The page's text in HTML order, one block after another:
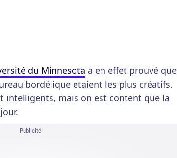
du Minnesota a en effet prouvé que
bordélique étaient les plus créatifs.
intelligents, mais on est content que la
Publicité